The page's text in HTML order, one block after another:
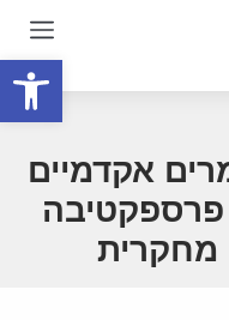
אקדמיים
מחקרית
פתח